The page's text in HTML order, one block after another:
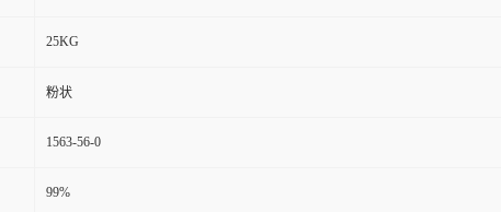
25KG
粉状
1563-56-0
99%